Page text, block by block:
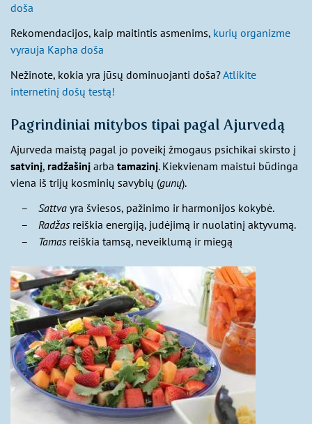
doša
Rekomendacijos, kaip maitintis asmenims, kurių organizme
vyrauja Kapha doša
Nežinote, kokia yra jūsų dominuojanti doša?Atlikite
internetinį došų testą!
Pagrindiniai mitybos tipai pagal Ajurvedą
Ajurveda maistą pagal jo poveikį žmogaus psichikai skirsto į
satvinį, radžašinį arba tamazinį. Kiekvienam maistui būdinga
viena iš trijų kosminių savybių (gunų).
Sattva yra šviesos, pažinimo ir harmonijos kokybė.
Radžas reiškia energiją, judėjimą ir nuolatinį aktyvumą.
Tamas reiškia tamsą, neveiklumą ir miegą